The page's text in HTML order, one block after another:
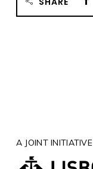
A JOINT INITIATIVE